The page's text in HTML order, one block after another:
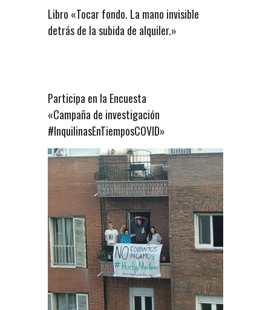
Libro «Tocar fondo. La mano invisible
detrás de la subida de alquiler.»
Participa en la Encuesta
«Campaña de investigación
#InquilinasEnTiemposCOVID»